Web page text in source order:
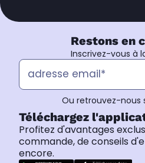
Restons en
Inscrivez-vous à
Ou retrouvez-nous
Téléchargez
Profitez d'avantages
commande, de conseils
encore.